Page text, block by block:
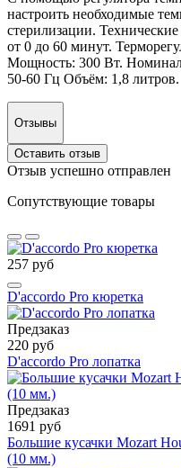
настроить необходимые
стерилизации.
от 0 до 60 минут.
Мощность: 300 Вт.
50-60 Гц Объём: 1,8 литров.
Отзывы
Оставить отзыв
Отзыв успешно отправлен
Сопутствующие товары
257 руб
D'accordo Pro кюретка
Предзаказ
220 руб
D'accordo Pro лопатка
Предзаказ
1691 руб
Большие кусачки Mozart
(10 мм.)